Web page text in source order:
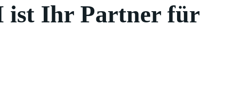
ist Ihr Partner für